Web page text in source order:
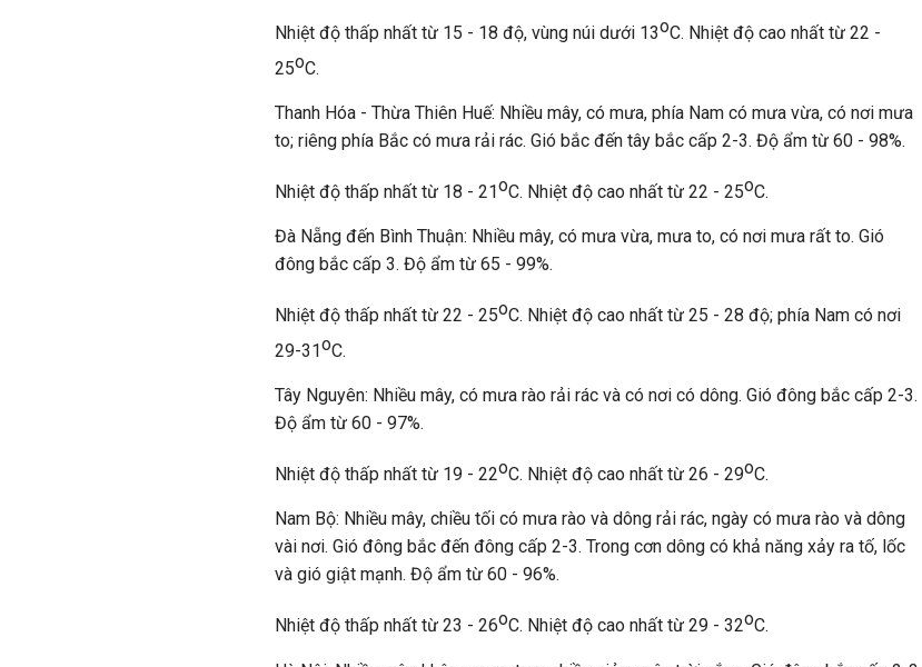
Nhiệt độ thấp nhất từ 15 - 18 độ, vùng núi dưới 13oC. Nhiệt độ cao nhất từ 22 -
25oC.
Thanh Hóa - Thừa Thiên Huế: Nhiều mây, có mưa, phía Nam có mưa vừa, có nơi mưa
to; riêng phía Bắc có mưa rải rác. Gió bắc đến tây bắc cấp 2-3. Độ ẩm từ 60 - 98%.
Nhiệt độ thấp nhất từ 18 - 21oC. Nhiệt độ cao nhất từ 22 - 25oC.
Đà Nẵng đến Bình Thuận: Nhiều mây, có mưa vừa, mưa to, có nơi mưa rất to. Gió
đông bắc cấp 3. Độ ẩm từ 65 - 99%.
Nhiệt độ thấp nhất từ 22 - 25oC. Nhiệt độ cao nhất từ 25 - 28 độ; phía Nam có nơi
29-31oC.
Tây Nguyên: Nhiều mây, có mưa rào rải rác và có nơi có dông. Gió đông bắc cấp 2-3.
Độ ẩm từ 60 - 97%.
Nhiệt độ thấp nhất từ 19 - 22oC. Nhiệt độ cao nhất từ 26 - 29oC.
Nam Bộ: Nhiều mây, chiều tối có mưa rào và dông rải rác, ngày có mưa rào và dông
vài nơi. Gió đông bắc đến đông cấp 2-3. Trong cơn dông có khả năng xảy ra tố, lốc
và gió giật mạnh. Độ ẩm từ 60 - 96%.
Nhiệt độ thấp nhất từ 23 - 26oC. Nhiệt độ cao nhất từ 29 - 32oC.